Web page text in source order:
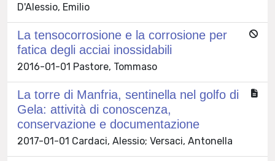
D'Alessio, Emilio
La tensocorrosione e la corrosione per
fatica degli acciai inossidabili
2016-01-01 Pastore, Tommaso
La torre di Manfria, sentinella nel golfo di
Gela: attività di conoscenza,
conservazione e documentazione
2017-01-01 Cardaci, Alessio; Versaci, Antonella